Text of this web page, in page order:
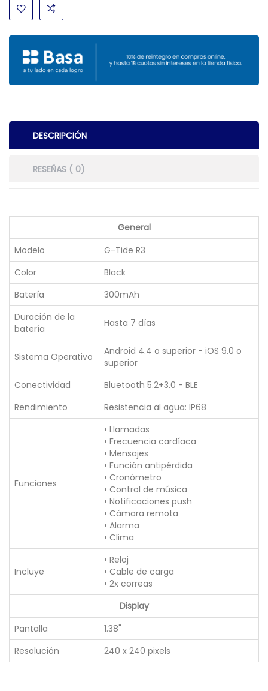
DESCRIPCIÓN
RESEÑAS ( 0)
General
Modelo
G-Tide R3
Color
Black
Batería
300mAh
Duración de la
batería
Hasta 7 días
Sistema Operativo
Android 4.4 o superior - iOS 9.0 o
superior
Conectividad
Bluetooth 5.2+3.0 - BLE
Rendimiento
Resistencia al agua: IP68
Funciones
• Llamadas
• Frecuencia cardíaca
• Mensajes
• Función antipérdida
• Cronómetro
• Control de música
• Notificaciones push
• Cámara remota
• Alarma
• Clima
Incluye
• Reloj
• Cable de carga
• 2x correas
Display
Pantalla
1.38"
Resolución
240 x 240 pixels